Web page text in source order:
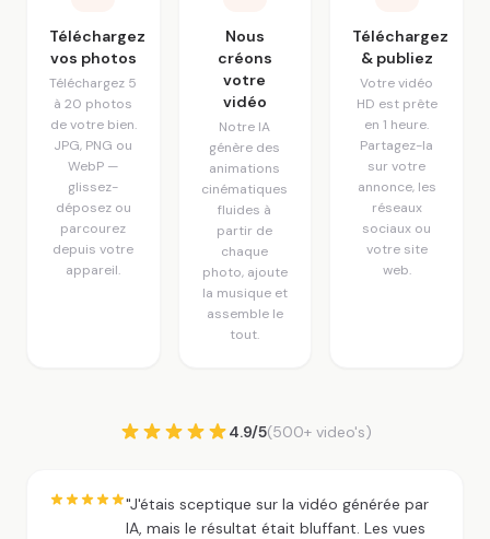
Téléchargez
vos photos
Téléchargez 5
à 20 photos
de votre bien.
JPG, PNG ou
WebP —
glissez-
déposez ou
parcourez
depuis votre
appareil.
Nous
créons
votre
vidéo
Notre IA
génère des
animations
cinématiques
fluides à
partir de
chaque
photo, ajoute
la musique et
assemble le
tout.
Téléchargez
& publiez
Votre vidéo
HD est prête
en 1 heure.
Partagez-la
sur votre
annonce, les
réseaux
sociaux ou
votre site
web.
4.9/5(500+ video's)
"J'étais sceptique sur la vidéo générée par
IA, mais le résultat était bluffant. Les vues